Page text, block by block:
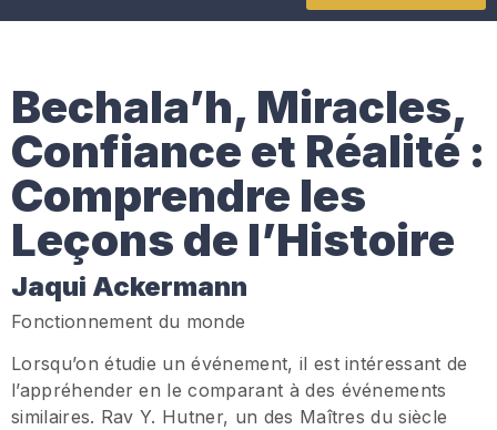
Bechala’h, Miracles,
Confiance et Réalité :
Comprendre les
Leçons de l’Histoire
Jaqui Ackermann
Fonctionnement du monde
Lorsqu’on étudie un événement, il est intéressant de
l’appréhender en le comparant à des événements
similaires. Rav Y. Hutner, un des Maîtres du siècle